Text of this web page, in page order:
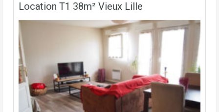
Location T1 38m² Vieux Lille